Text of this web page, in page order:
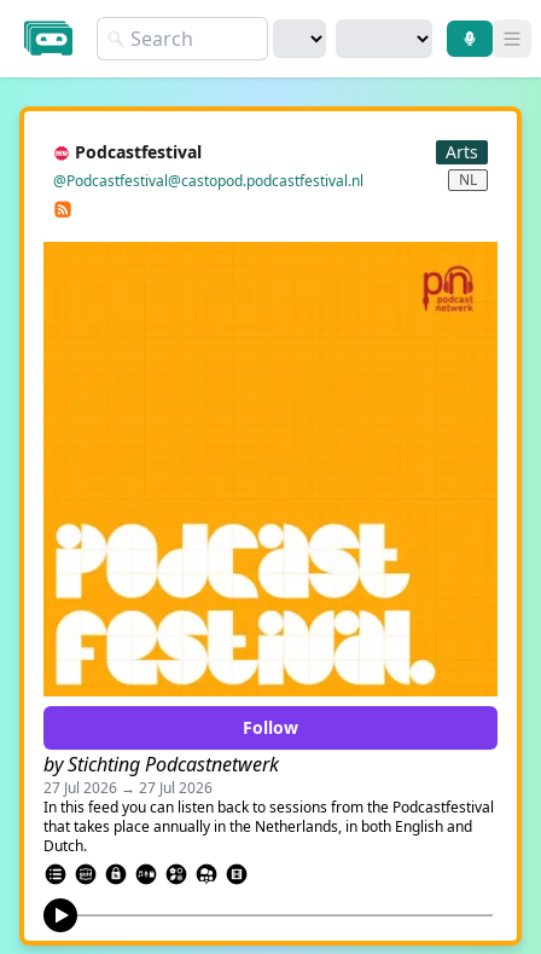
Search.
Arts
Podcastfestival
NL
@Podcastfestival@castopod.podcastfestival.nl
Follow
by Stichting Podcastnetwerk
27 Jul 2026 → 27 Jul 2026
In this feed you can listen back to sessions from the Podcastfestival
that takes place annually in the Netherlands, in both English and
Dutch.